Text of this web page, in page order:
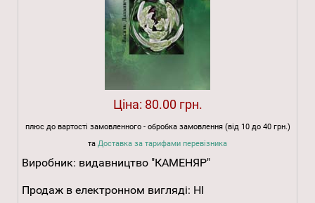
Ціна: 80.00 грн.
плюс до вартості замовленного - обробка замовлення (від 10 до 40 грн.)
та Доставка за тарифами перевізника
Виробник: видавництво "КАМЕНЯР"
Продаж в електронном вигляді: НІ